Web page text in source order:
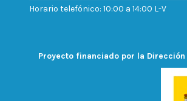
Horario telefónico: 10:00 a 14:00 L-V
Proyecto financiado por la